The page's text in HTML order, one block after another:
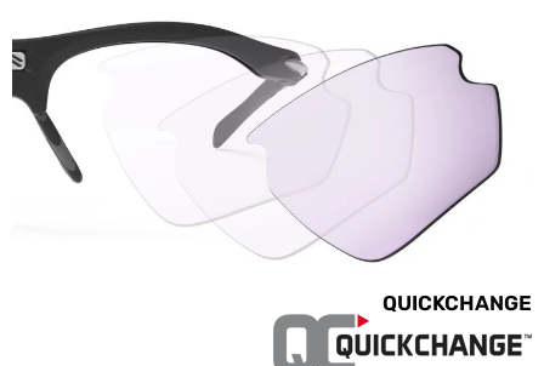
QUICKCHANGE